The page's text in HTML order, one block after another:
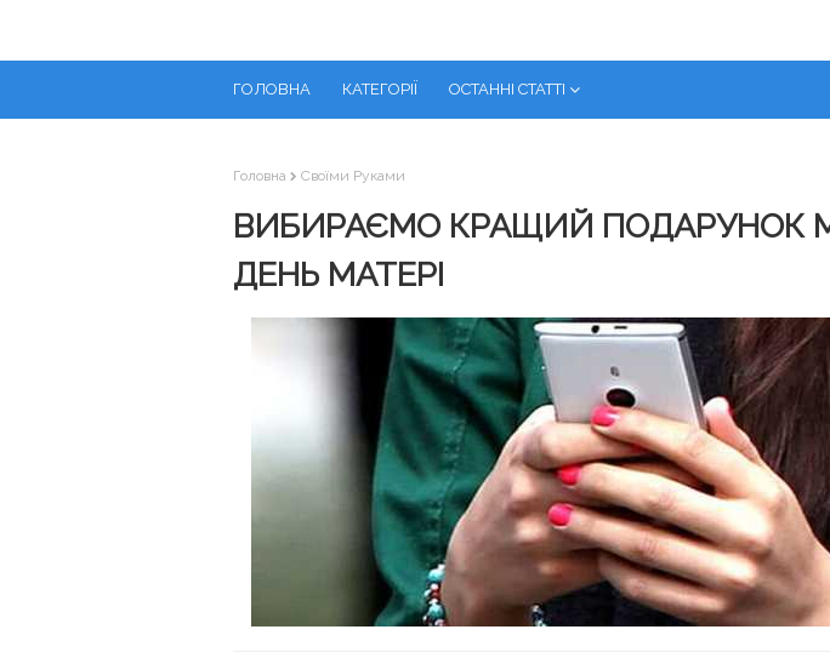
ГОЛОВНА КАТЕГОРІЇ ОСТАННІ СТАТТІ
Головна Своїми Руками
ВИБИРАЄМО КРАЩИЙ ПОДАРУНОК
ДЕНЬ МАТЕРІ